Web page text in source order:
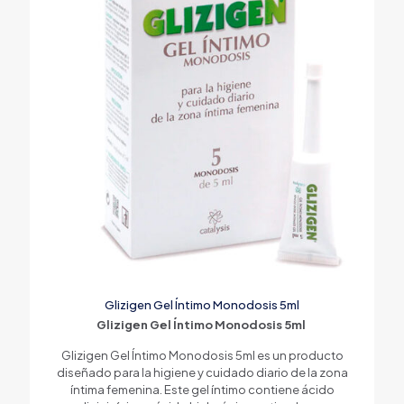
Glizigen Gel Íntimo Monodosis 5ml
Glizigen Gel Íntimo Monodosis 5ml
Glizigen Gel Íntimo Monodosis 5ml es un producto
diseñado para la higiene y cuidado diario de la zona
íntima femenina. Este gel íntimo contiene ácido